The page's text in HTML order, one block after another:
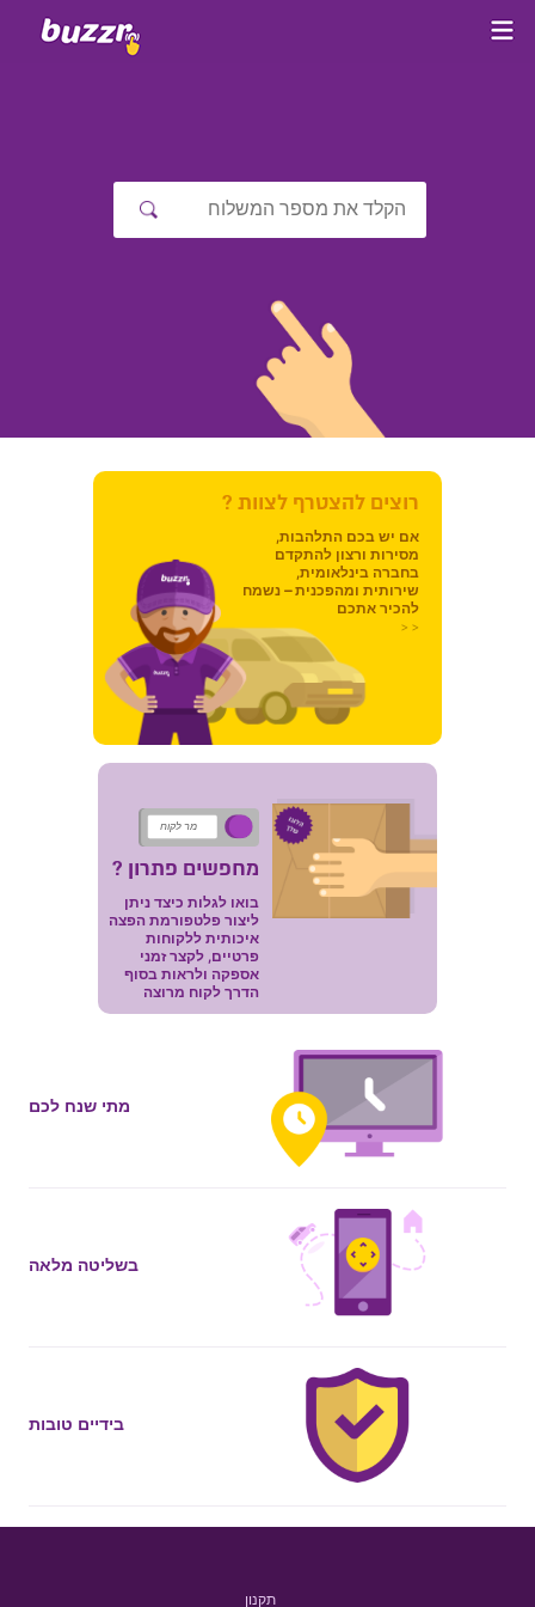
רוצים להצטרף לצוות ?
אם יש בכם התלהבות,
מסירות ורצון להתקדם
בחברה בינלאומית,
שירותית ומהפכנית – נשמח
להכיר אתכם
< <
מר לקוח
מחפשים פתרון ?
בואו לגלות כיצד ניתן
ליצור פלטפורמת הפצה
איכותית ללקוחות
פרטיים, לקצר זמני
אספקה ולראות בסוף
הדרך לקוח מרוצה
מתי שנח לכם
בשליטה מלאה
בידיים טובות
תקנון